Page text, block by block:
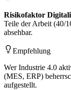
Risikofaktor
Teile der Arbeit (40/
absehbar.
Empfehlung
Wer Industrie 4.0
(MES, ERP)
aufgestellt.